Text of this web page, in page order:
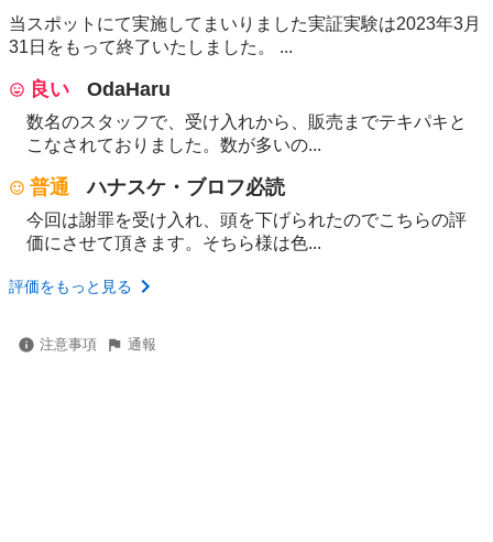
当スポットにて実施してまいりました実証実験は2023年3月
31日をもって終了いたしました。 ...
良い OdaHaru
数名のスタッフで、受け入れから、販売までテキパキと
こなされておりました。数が多いの...
普通 ハナスケ・ブロフ必読
今回は謝罪を受け入れ、頭を下げられたのでこちらの評
価にさせて頂きます。そちら様は色...
評価をもっと見る
注意事項 通報